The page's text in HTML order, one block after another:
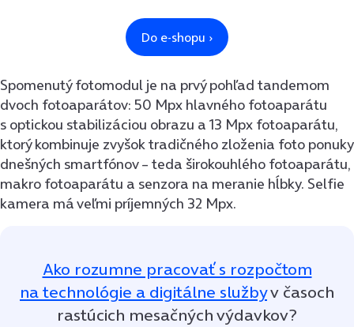
Spomenutý fotomodul je na prvý pohľad tandemom
dvoch fotoaparátov: 50 Mpx hlavného fotoaparátu
s optickou stabilizáciou obrazu a 13 Mpx fotoaparátu,
ktorý kombinuje zvyšok tradičného zloženia foto ponuky
dnešných smartfónov – teda širokouhlého fotoaparátu,
makro fotoaparátu a senzora na meranie hĺbky. Selfie
kamera má veľmi príjemných 32 Mpx.
Ako rozumne pracovať s rozpočtom
na technológie a digitálne službyv časoch
rastúcich mesačných výdavkov?